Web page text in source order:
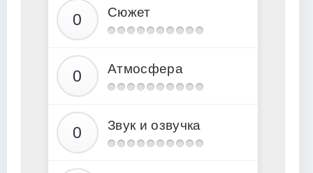
Сюжет
Атмосфера
Звук и озвучка